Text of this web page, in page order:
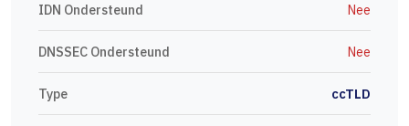
IDN Ondersteund Nee
DNSSEC Ondersteund Nee
Type ccTLD